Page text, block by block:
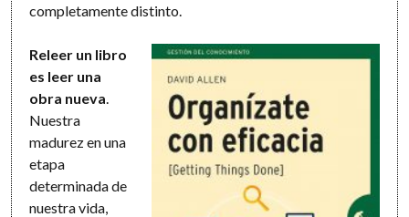
completamente distinto.
Releer un libro
es leer una
obra nueva
Nuestra
madurez en una
etapa
determinada de
nuestra vida,